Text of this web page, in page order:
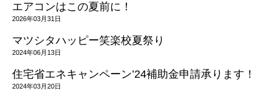
エアコンはこの夏前に！
2026年03月31日
マツシタハッピー笑楽校夏祭り
2024年06月13日
住宅省エネキャンペーン’24補助金申請承ります！
2024年03月20日